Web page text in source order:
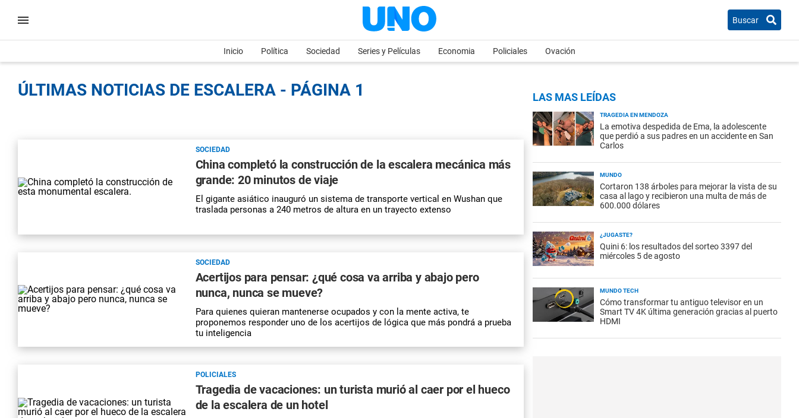
Buscar
Inicio Política Sociedad Series y Películas Economia Policiales Ovación
ÚLTIMAS NOTICIAS DE ESCALERA - PÁGINA 1
SOCIEDAD
China completó la construcción de la escalera mecánica más
grande: 20 minutos de viaje
El gigante asiático inauguró un sistema de transporte vertical en Wushan que
traslada personas a 240 metros de altura en un trayecto extenso
SOCIEDAD
Acertijos para pensar: ¿qué cosa va arriba y abajo pero
nunca, nunca se mueve?
Para quienes quieran mantenerse ocupados y con la mente activa, te
proponemos responder uno de los acertijos de lógica que más pondrá a prueba
tu inteligencia
POLICIALES
Tragedia de vacaciones: un turista murió al caer por el hueco
de la escalera de un hotel
LAS MAS LEÍDAS
TRAGEDIA EN MENDOZA
La emotiva despedida de Ema, la adolescente
que perdió a sus padres en un accidente en San
Carlos
MUNDO
Cortaron 138 árboles para mejorar la vista de su
casa al lago y recibieron una multa de más de
600.000 dólares
¿JUGASTE?
Quini 6: los resultados del sorteo 3397 del
miércoles 5 de agosto
MUNDO TECH
Cómo transformar tu antiguo televisor en un
Smart TV 4K última generación gracias al puerto
HDMI